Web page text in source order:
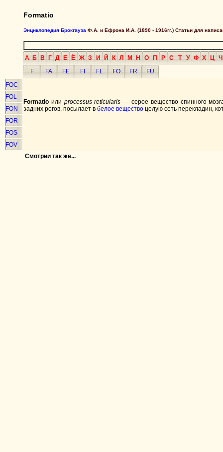
Formatio
Энциклопедия Брокгауза Ф.А. и Ефрона И.А. (1890 - 1916гг.) Статьи для
А Б В Г Д Е Ё Ж З И Й К Л М Н О П Р С Т У Ф Х Ц Ч
F
FA FE FI FL FO FR
FU
FOC
FOL
FON
FOR
FOS
FOV
Formatio или processus reticularis —серое вещество спинного
задних рогов, посылает в белое вещество целую сеть перекладин,
Смотрии так же...